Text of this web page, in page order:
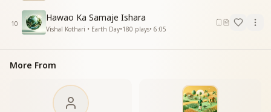
10
Hawao Ka Samaje Ishara
Vishal Kothari • Earth Day•180 plays• 6:05
More From